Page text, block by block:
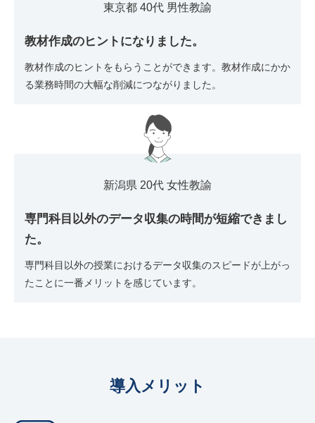
東京都 40代 男性教諭
教材作成のヒントになりました。
教材作成のヒントをもらうことができます。教材作成にかか
る業務時間の大幅な削減につながりました。
新潟県 20代 女性教諭
専門科目以外のデータ収集の時間が短縮できまし
た。
専門科目以外の授業におけるデータ収集のスピードが上がっ
たことに一番メリットを感じています。
導入メリット